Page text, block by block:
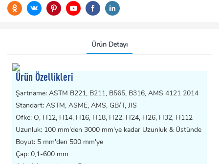
Ürün Detayı
Ürün Özellikleri
Şartname: ASTM B221, B211, B565, B316, AMS 4121 2014
Standart: ASTM, ASME, AMS, GB/T, JIS
Öfke: O, H12, H14, H16, H18, H22, H24, H26, H32, H112
Uzunluk: 100 mm'den 3000 mm'ye kadar Uzunluk & Üstünde
Boyut: 5 mm'den 500 mm'ye
Çap: 0,1-600 mm